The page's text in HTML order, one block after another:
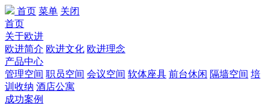
首页 菜单 关闭
首页
关于欧进
欧进简介 欧进文化 欧进理念
产品中心
管理空间 职员空间 会议空间 软体座具 前台休闲 隔墙空间 培
训收纳 酒店公寓
成功案例